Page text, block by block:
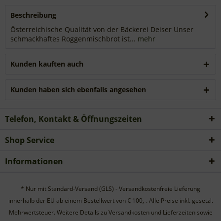
Beschreibung
Österreichische Qualität von der Bäckerei Deiser Unser
schmackhaftes Roggenmischbrot ist... mehr
Kunden kauften auch
Kunden haben sich ebenfalls angesehen
Telefon, Kontakt & Öffnungszeiten
Shop Service
Informationen
* Nur mit Standard-Versand (GLS) - Versandkostenfreie Lieferung
innerhalb der EU ab einem Bestellwert von € 100,-. Alle Preise inkl. gesetzl.
Mehrwertsteuer. Weitere Details zu Versandkosten und Lieferzeiten sowie